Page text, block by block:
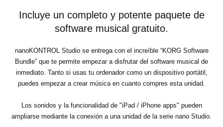
Incluye un completo y potente paquete de
software musical gratuito.
nanoKONTROL Studio se entrega con el increíble “KORG Software
Bundle” que te permite empezar a disfrutar del software musical de
inmediato. Tanto si usas tu ordenador como un dispositivo portátil,
puedes empezar a crear música en cuanto compres esta unidad.
Los sonidos y la funcionalidad de "iPad / iPhone apps" pueden
ampliarse mediante la conexión a una unidad de la serie nano Studio.